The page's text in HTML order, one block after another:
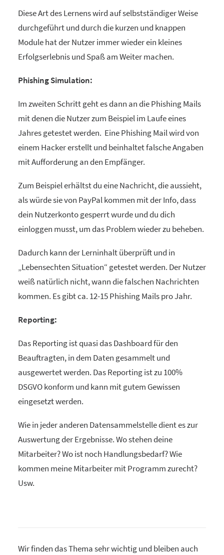
Diese Art des Lernens wird auf selbstständiger Weise
durchgeführt und durch die kurzen und knappen
Module hat der Nutzer immer wieder ein kleines
Erfolgserlebnis und Spaß am Weiter machen.
Phishing Simulation:
Im zweiten Schritt geht es dann an die Phishing Mails
mit denen die Nutzer zum Beispiel im Laufe eines
Jahres getestet werden. Eine Phishing Mail wird von
einem Hacker erstellt und beinhaltet falsche Angaben
mit Aufforderung an den Empfänger.
Zum Beispiel erhältst du eine Nachricht, die aussieht,
als würde sie von PayPal kommen mit der Info, dass
dein Nutzerkonto gesperrt wurde und du dich
einloggen musst, um das Problem wieder zu beheben.
Dadurch kann der Lerninhalt überprüft und in
„Lebensechten Situation“ getestet werden. Der Nutzer
weiß natürlich nicht, wann die falschen Nachrichten
kommen. Es gibt ca. 12-15 Phishing Mails pro Jahr.
Reporting:
Das Reporting ist quasi das Dashboard für den
Beauftragten, in dem Daten gesammelt und
ausgewertet werden. Das Reporting ist zu 100%
DSGVO konform und kann mit gutem Gewissen
eingesetzt werden.
Wie in jeder anderen Datensammelstelle dient es zur
Auswertung der Ergebnisse. Wo stehen deine
Mitarbeiter? Wo ist noch Handlungsbedarf? Wie
kommen meine Mitarbeiter mit Programm zurecht?
Usw.
Wir finden das Thema sehr wichtig und bleiben auch